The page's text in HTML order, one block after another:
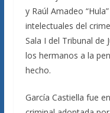
y Raúl Amadeo
intelectuales del
Sala I del Tribunal de
los hermanos a la
hecho.
García Castiella fue